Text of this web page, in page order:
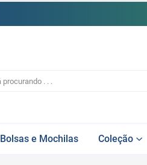
Bolsas e Mochilas Coleção